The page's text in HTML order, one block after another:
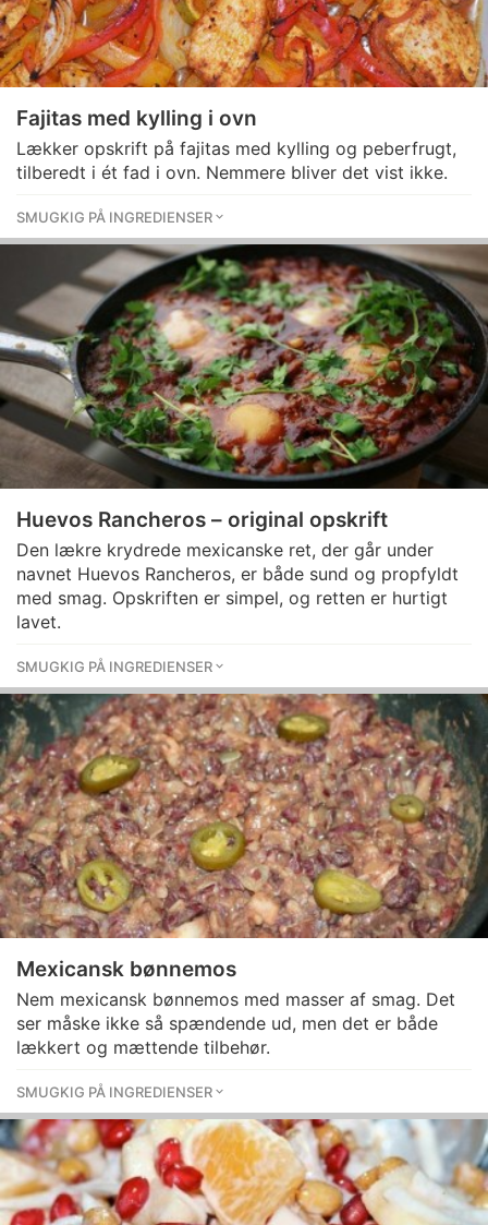
Fajitas med kylling i ovn
Lækker opskrift på fajitas med kylling og peberfrugt,
tilberedt i ét fad i ovn. Nemmere bliver det vist ikke.
SMUGKIG PÅ INGREDIENSER
Huevos Rancheros – original opskrift
Den lækre krydrede mexicanske ret, der går under
navnet Huevos Rancheros, er både sund og propfyldt
med smag. Opskriften er simpel, og retten er hurtigt
lavet.
SMUGKIG PÅ INGREDIENSER
Mexicansk bønnemos
Nem mexicansk bønnemos med masser af smag. Det
ser måske ikke så spændende ud, men det er både
lækkert og mættende tilbehør.
SMUGKIG PÅ INGREDIENSER